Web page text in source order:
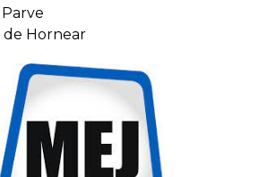
Parve
de Hornear